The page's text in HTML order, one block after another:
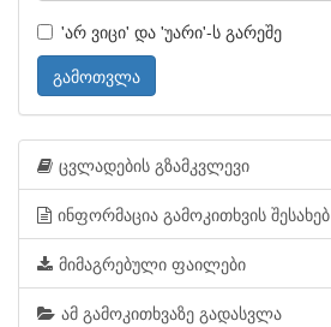
'არ ვიცი' და 'უარი'-ს გარეშე
გამოთვლა
ცვლადების გზამკვლევი
ინფორმაცია გამოკითხვის შესახებ
მიმაგრებული ფაილები
ამ გამოკითხვაზე გადასვლა